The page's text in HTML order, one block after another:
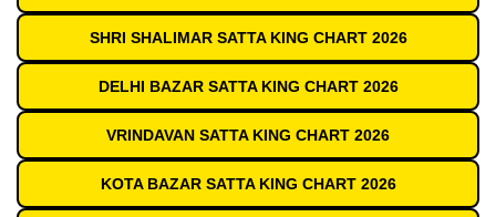
SHRI SHALIMAR SATTA KING CHART 2026
DELHI BAZAR SATTA KING CHART 2026
VRINDAVAN SATTA KING CHART 2026
KOTA BAZAR SATTA KING CHART 2026